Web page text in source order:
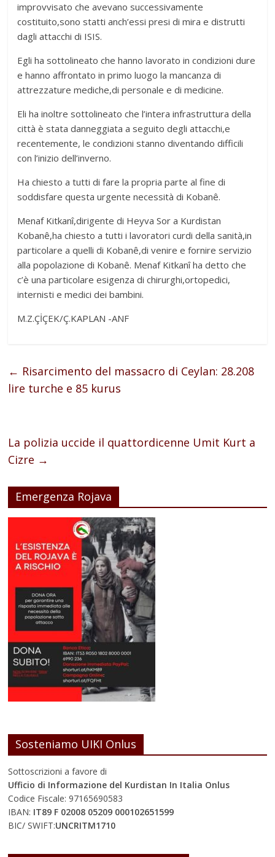
improvvisato che avevano successivamente
costituito,sono statti anch’essi presi di mira e distrutti
dagli attacchi di ISIS.
Egli ha sottolineato che hanno lavorato in condizioni dure
e hanno affrontato in primo luogo la mancanza di
attrezzature mediche,di personale e di medicine.
Eli ha inoltre sottolineato che l’intera infrastruttura della
città è stata danneggiata a seguito degli attacchi,e
recentemente, le condizioni stanno diventando difficili
con l’inizio dell’inverno.
Ha chiesto a tutti di fare la propria parte al fine di
soddisfare questa urgente necessità di Kobanê.
Menaf Kitkanî,dirigente di Heyva Sor a Kurdistan
Kobanê,ha chiesto a tutti i lavoratori curdi della sanità,in
particolare a quelli di Kobanê,di venire e fornire servizio
alla popolazione di Kobanê. Menaf Kitkanî ha detto che
c’è una particolare esigenza di chirurghi,ortopedici,
internisti e medici dei bambini.
M.Z.ÇİÇEK/Ç.KAPLAN -ANF
← Risarcimento del massacro di Ceylan: 28.208
lire turche e 85 kurus
La polizia uccide il quattordicenne Umit Kurt a
Cizre →
Emergenza Rojava
Sosteniamo UIKI Onlus
Sottoscrizioni a favore di
Ufficio di Informazione del Kurdistan In Italia Onlus
Codice Fiscale: 97165690583
IBAN: IT89 F 02008 05209 000102651599
BIC/ SWIFT:UNCRITM1710